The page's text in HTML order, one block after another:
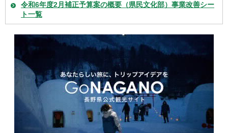
令和6年度2月補正予算案の概要（県民文化部）事業改善シー
ト一覧